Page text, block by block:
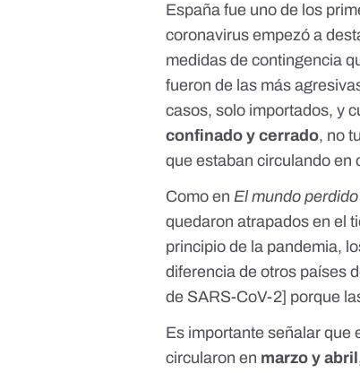
España fue uno de los
coronavirus empezó a
medidas de contingencia
fueron de las más
casos, solo importados, y
confinado y cerrado, no
que estaban circulando en
Como enEl mundo
quedaron atrapados en el
principio de la pandemia,
diferencia de otros países
de SARS-CoV-2] porque
Es importante señalar que
circularon en marzo y abril